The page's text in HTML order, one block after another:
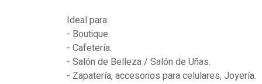
Ideal para:
- Boutique.
- Cafetería.
- Salón de Belleza / Salón de Uñas.
- Zapatería, accesorios para celulares, Joyería.